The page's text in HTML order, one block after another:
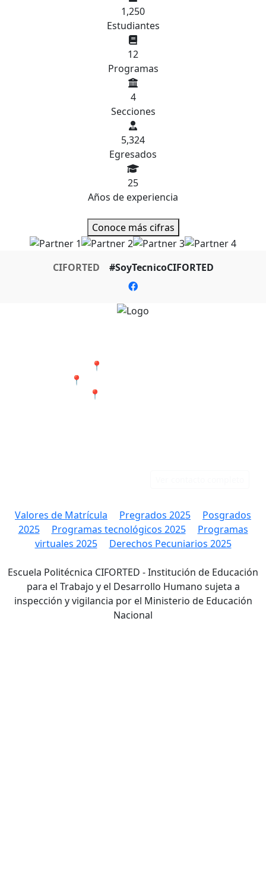
1,250
Estudiantes
12
Programas
4
Secciones
5,324
Egresados
25
Años de experiencia
Conoce más cifras
CIFORTED #SoyTecnicoCIFORTED
📍 Cali - San Bosco
📍 Jamundí - Barrio Popular
📍 Tumaco - Nariño
Valores de Matrícula Pregrados 2025
Posgrados
2025
Programas tecnológicos 2025
Programas
virtuales 2025
Derechos Pecuniarios 2025
Escuela Politécnica CIFORTED - Institución de Educación
para el Trabajo y el Desarrollo Humano sujeta a
inspección y vigilancia por el Ministerio de Educación
Nacional